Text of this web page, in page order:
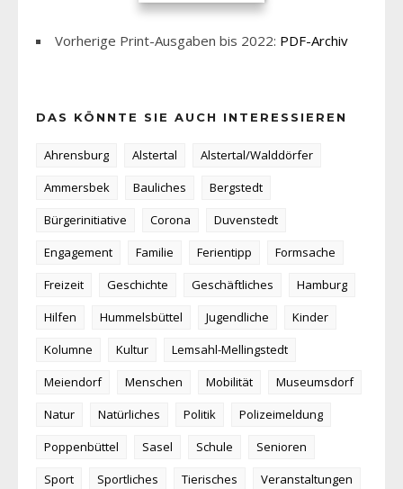
Vorherige Print-Ausgaben bis 2022: PDF-Archiv
DAS KÖNNTE SIE AUCH INTERESSIEREN
Ahrensburg Alstertal
Alstertal/Walddörfer
Ammersbek
Bauliches
Bergstedt
Bürgerinitiative
Corona
Duvenstedt
Engagement
Familie Ferientipp
Formsache
Freizeit
Geschichte Geschäftliches
Hamburg
Hilfen
Hummelsbüttel Jugendliche
Kinder
Kolumne
Kultur
Lemsahl-Mellingstedt
Meiendorf
Menschen Mobilität
Museumsdorf
Natur
Natürliches Politik
Polizeimeldung
Poppenbüttel
Sasel Schule
Senioren
Sport
Sportliches Tierisches
Veranstaltungen